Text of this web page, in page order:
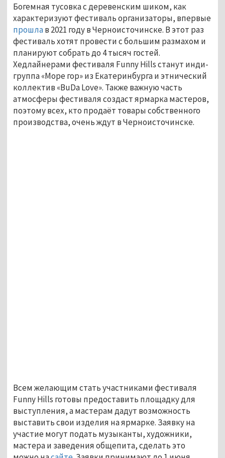
Богемная тусовка с деревенским шиком, как
характеризуют фестиваль организаторы, впервые
прошлав 2021 году в Черноисточинске. В этот раз
фестиваль хотят провести с большим размахом и
планируют собрать до 4 тысяч гостей.
Хедлайнерами фестиваля Funny Hills станут инди-
группа «Море гор» из Екатеринбурга и этнический
коллектив «BuDa Love». Также важную часть
атмосферы фестиваля создаст ярмарка мастеров,
поэтому всех, кто продаёт товары собственного
производства, очень ждут в Черноисточинске.
Всем желающим стать участниками фестиваля
Funny Hills готовы предоставить площадку для
выступления, а мастерам дадут возможность
выставить свои изделия на ярмарке. Заявку на
участие могут подать музыканты, художники,
мастера и заведения общепита, сделать это